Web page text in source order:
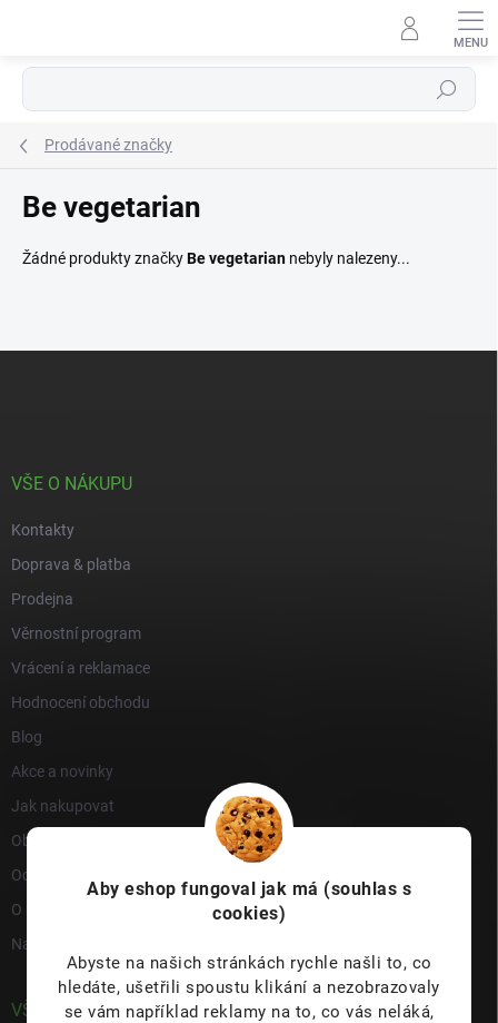
Aby eshop fungoval jak má (souhlas s
cookies)
Abyste na našich stránkách rychle našli to, co
hledáte, ušetřili spoustu klikání a nezobrazovaly
se vám například reklamy na to, co vás neláká,
Hledat
Prodávané značky
Be vegetarian
Žádné produkty značkyBe vegetarian nebyly nalezeny...
VŠE O NÁKUPU
Kontakty
Doprava & platba
Prodejna
Věrnostní program
Vrácení a reklamace
Hodnocení obchodu
Blog
Akce a novinky
Jak nakupovat
Obchodní podmínky
Ochrana osobních údajů
O nás
Napište nám
VŠE O NÁS